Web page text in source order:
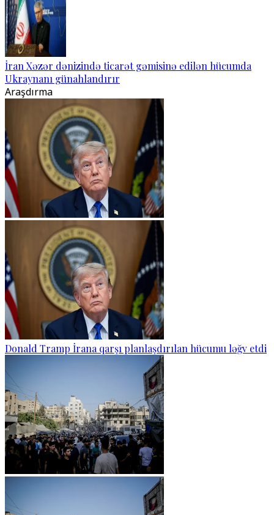
İran Xəzər dənizində ticarət gəmisinə edilən hücumda
Ukraynanı günahlandırır
Araşdırma
Donald Tramp İrana qarşı planlaşdırılan hücumu ləğv etdi